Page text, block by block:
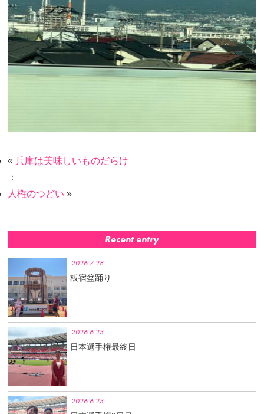
«兵庫は美味しいものだらけ
：
人権のつどい »
Recent entry
2026.7.28
板宿盆踊り
2026.6.23
日本選手権最終日
2026.6.23